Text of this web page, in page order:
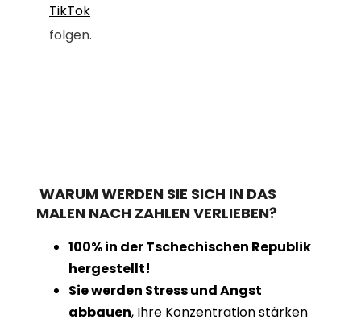
TikTok
folgen.
WARUM WERDEN SIE SICH IN DAS
MALEN NACH ZAHLEN VERLIEBEN?
100% in der Tschechischen Republik
hergestellt!
Sie werden Stress und Angst
abbauen, Ihre Konzentration stärken